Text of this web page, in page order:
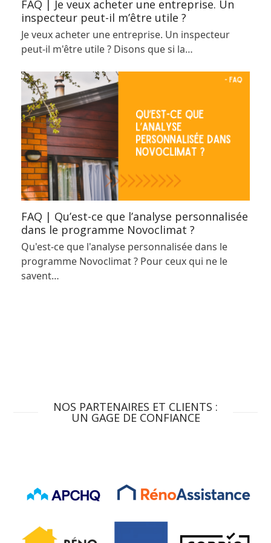
FAQ | Je veux acheter une entreprise. Un
inspecteur peut-il m’être utile ?
Je veux acheter une entreprise. Un inspecteur
peut-il m'être utile ? Disons que si la…
FAQ | Qu’est-ce que l’analyse personnalisée
dans le programme Novoclimat ?
Qu'est-ce que l'analyse personnalisée dans le
programme Novoclimat ? Pour ceux qui ne le
savent…
NOS PARTENAIRES ET CLIENTS :
UN GAGE DE CONFIANCE